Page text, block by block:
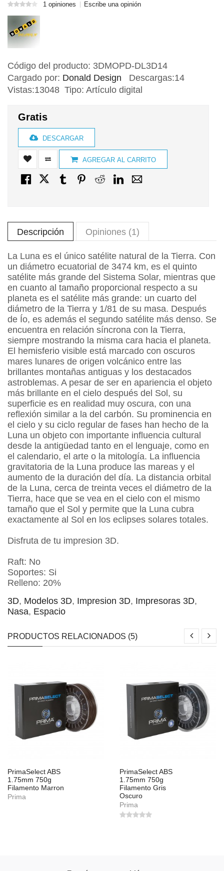
1 opiniones Escribe una opinión
Código del producto: 3DMOPD-DL3D14
Cargado por: Donald Design
Descargas:14
Vistas:13048 Tipo: Artículo digital
Gratis
DESCARGAR
AGREGAR AL CARRITO
Descripción Opiniones (1)
La Luna es el único satélite natural de la Tierra. Con
un diámetro ecuatorial de 3474 km, es el quinto
satélite más grande del Sistema Solar, mientras que
en cuanto al tamaño proporcional respecto a su
planeta es el satélite más grande: un cuarto del
diámetro de la Tierra y 1/81 de su masa. Después
de Ío, es además el segundo satélite más denso. Se
encuentra en relación síncrona con la Tierra,
siempre mostrando la misma cara hacia el planeta.
El hemisferio visible está marcado con oscuros
mares lunares de origen volcánico entre las
brillantes montañas antiguas y los destacados
astroblemas. A pesar de ser en apariencia el objeto
más brillante en el cielo después del Sol, su
superficie es en realidad muy oscura, con una
reflexión similar a la del carbón. Su prominencia en
el cielo y su ciclo regular de fases han hecho de la
Luna un objeto con importante influencia cultural
desde la antigüedad tanto en el lenguaje, como en
el calendario, el arte o la mitología. La influencia
gravitatoria de la Luna produce las mareas y el
aumento de la duración del día. La distancia orbital
de la Luna, cerca de treinta veces el diámetro de la
Tierra, hace que se vea en el cielo con el mismo
tamaño que el Sol y permite que la Luna cubra
exactamente al Sol en los eclipses solares totales.
Disfruta de tu impresion 3D.
Raft: No
Soportes: Si
Relleno: 20%
3D, Modelos 3D, Impresion 3D, Impresoras 3D,
Nasa, Espacio
PRODUCTOS RELACIONADOS (5)
PrimaSelect ABS
1.75mm 750g
Filamento Marron
Prima
PrimaSelect ABS
1.75mm 750g
Filamento Gris
Oscuro
Prima